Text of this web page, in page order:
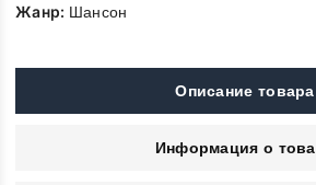
Жанр: Шансон
Описание товара
Информация о